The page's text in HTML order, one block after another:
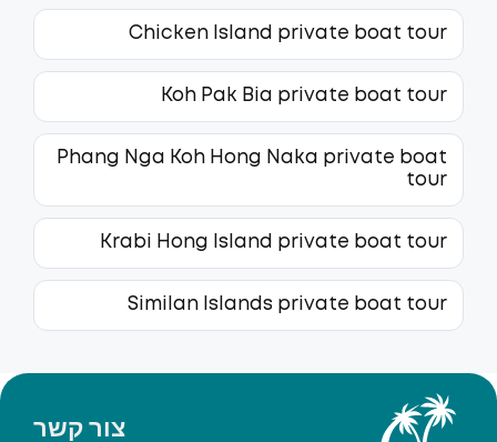
Chicken Island private boat tour
Koh Pak Bia private boat tour
Phang Nga Koh Hong Naka private boat
tour
Krabi Hong Island private boat tour
Similan Islands private boat tour
צור קשר